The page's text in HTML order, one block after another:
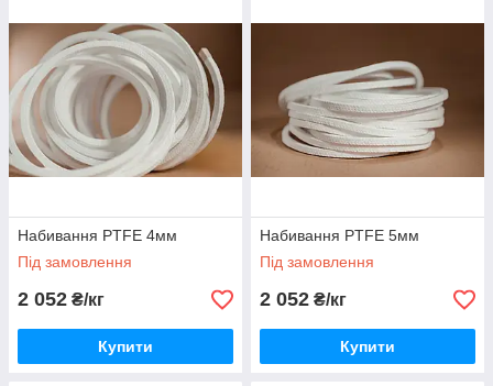
Набивання PTFE 4мм
Під замовлення
2 052 ₴/кг
Купити
Набивання PTFE 5мм
Під замовлення
2 052 ₴/кг
Купити